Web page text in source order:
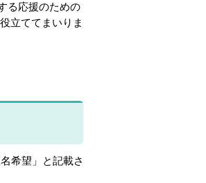
る応援のための
立ててまいりま
希望」と記載さ